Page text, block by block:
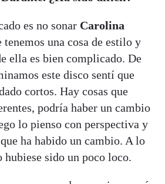
es no sonar Carolina
tenemos una cosa de estilo y
ella es bien complicado. De
este disco sentí que
cortos. Hay cosas que
podría haber un cambio
lo pienso con perspectiva y
ha habido un cambio. A lo
sido un poco loco.